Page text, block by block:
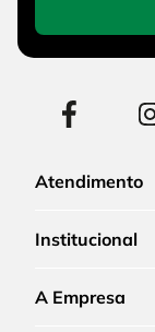
Atendimento
Institucional
A Empresa